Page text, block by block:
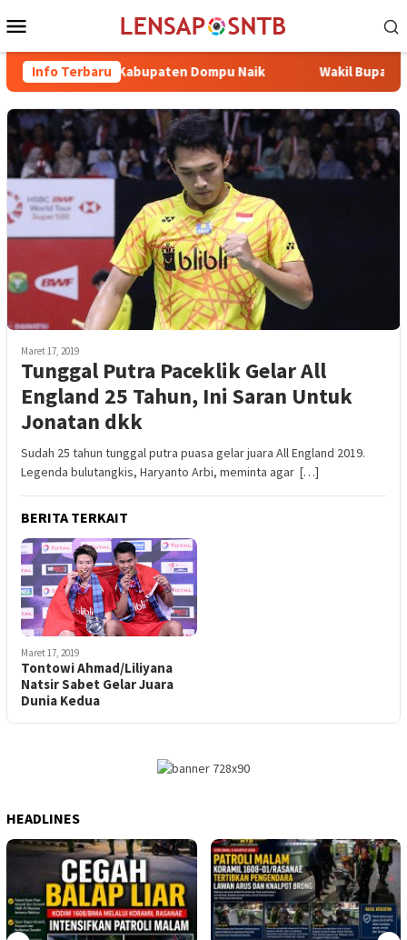
ke
Mobile
Info Terbaru
Potong Kabupaten Dompu Naik Wakil Bupati Bima
Maret 17, 2019
Tunggal Putra Paceklik Gelar All
England 25 Tahun, Ini Saran Untuk
Jonatan dkk
Sudah 25 tahun tunggal putra puasa gelar juara All England 2019.
Legenda bulutangkis, Haryanto Arbi, meminta agar […]
BERITA TERKAIT
Maret 17, 2019
Tontowi Ahmad/Liliyana
Natsir Sabet Gelar Juara
Dunia Kedua
HEADLINES